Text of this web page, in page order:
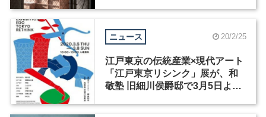
ニュース 20/2/25
江戸東京の伝統産業×現代アート
「江戸東京リシンク」展が、和
敬塾 旧細川侯爵邸で3月5日より